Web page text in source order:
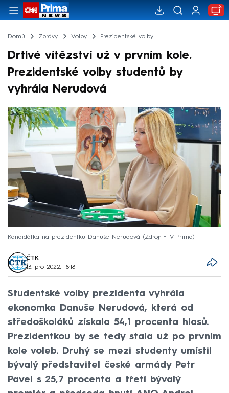
Domů Zprávy Volby Prezidentské volby
Drtivé vítězství už v prvním kole.
Prezidentské volby studentů by
vyhrála Nerudová
Kandidátka na prezidentku Danuše Nerudová Zdroj: FTV Prima
ČTK
13. pro 2022, 18:18
Studentské volby prezidenta vyhrála
ekonomka Danuše Nerudová, která od
středoškoláků získala 54,1 procenta hlasů.
Prezidentkou by se tedy stala už po prvním
kole voleb. Druhý se mezi studenty umístil
bývalý představitel české armády Petr
Pavel s 25,7 procenta a třetí bývalý